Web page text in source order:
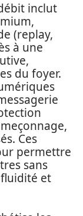
inclut
(replay,
à une
du foyer.
Ces
permettre
sans
fluidité et